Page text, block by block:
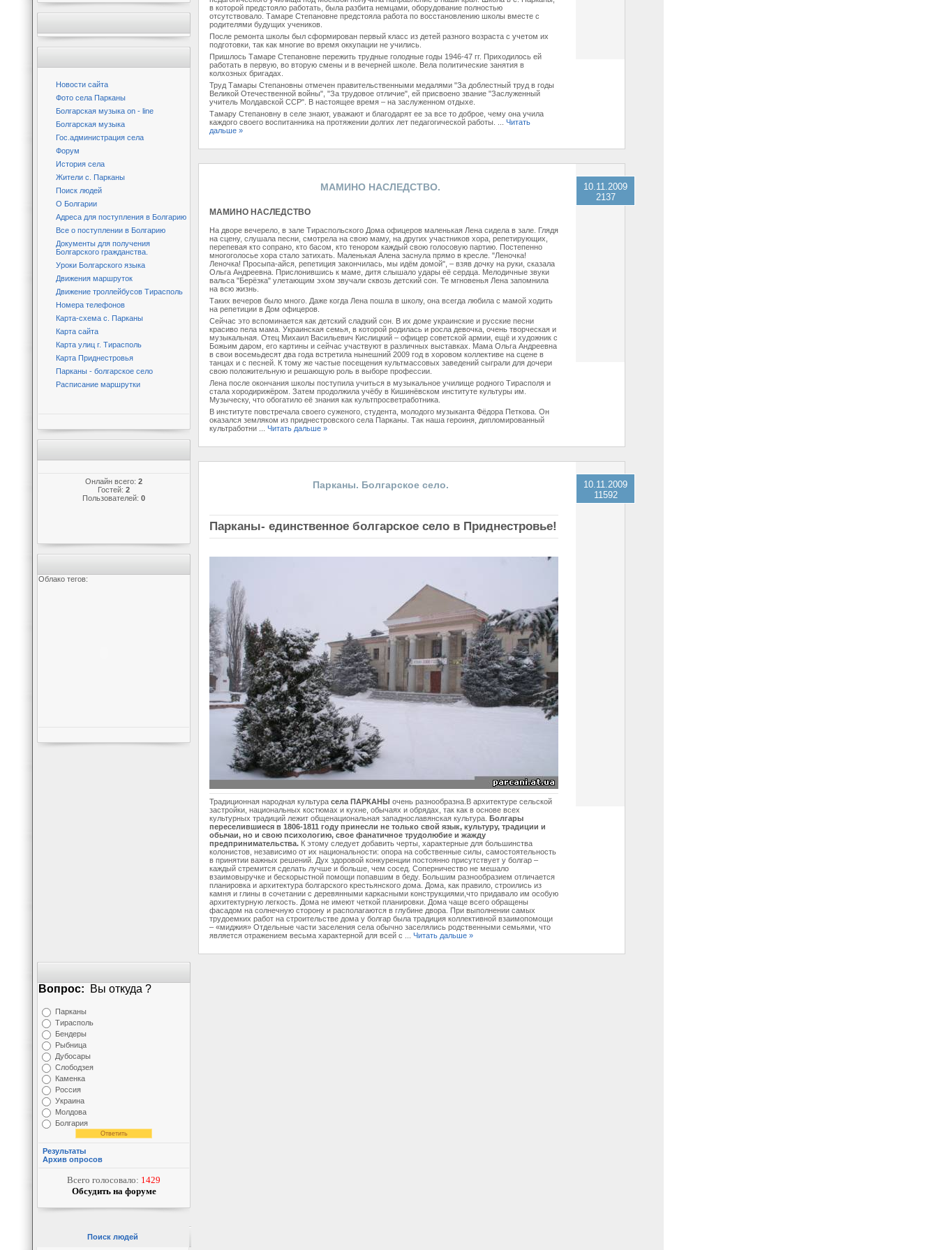
Новости сайта
Фото села Парканы
Болгарская музыка on - line
Болгарская музыка
Гос.администрация села
Форум
История села
Жители с. Парканы
Поиск людей
О Болгарии
Адреса для поступления в Болгарию
Все о поступлении в Болгарию
Документы для получения
Болгарского гражданства.
Уроки Болгарского языка
Движения маршруток
Движение троллейбусов Тирасполь
Номера телефонов
Карта-схема с. Парканы
Карта сайта
Карта улиц г. Тирасполь
Карта Приднестровья
Парканы - болгарское село
Расписание маршрутки
Онлайн всего: 2
Гостей: 2
Пользователей: 0
Облако тегов:
Вопрос: Вы откуда ?
Парканы
Тирасполь
Бендеры
Рыбница
Дубосары
Слободзея
Каменка
Россия
Украина
Молдова
Болгария
Результаты
Архив опросов
Всего голосовало: 1429
Обсудить на форуме
Поиск людей
в которой предстояло работать, была разбита немцами, оборудование полностью
отсутствовало. Тамаре Степановне предстояла работа по восстановлению школы вместе с
родителями будущих учеников.
После ремонта школы был сформирован первый класс из детей разного возраста с учетом их
подготовки, так как многие во время оккупации не учились.
Пришлось Тамаре Степановне пережить трудные голодные годы 1946-47 гг. Приходилось ей
работать в первую, во вторую смены и в вечерней школе. Вела политические занятия в
колхозных бригадах.
Труд Тамары Степановны отмечен правительственными медалями "За доблестный труд в годы
Великой Отечественной войны", "За трудовое отличие", ей присвоено звание "Заслуженный
учитель Молдавской ССР". В настоящее время – на заслуженном отдыхе.
Тамару Степановну в селе знают, уважают и благодарят ее за все то доброе, чему она учила
каждого своего воспитанника на протяжении долгих лет педагогической работы.
Читать
дальше »
МАМИНО НАСЛЕДСТВО.
МАМИНО НАСЛЕДСТВО
На дворе вечерело, в зале Тираспольского Дома офицеров маленькая Лена сидела в зале. Глядя
на сцену, слушала песни, смотрела на свою маму, на других участников хора, репетирующих,
перепевая кто сопрано, кто басом, кто тенором каждый свою голосовую партию. Постепенно
многоголосье хора стало затихать. Маленькая Алена заснула прямо в кресле. "Леночка!
Леночка! Просыпа-айся, репетиция закончилась, мы идём домой", – взяв дочку на руки, сказала
Ольга Андреевна. Прислонившись к маме, дитя слышало удары её сердца. Мелодичные звуки
вальса "Берёзка" улетающим эхом звучали сквозь детский сон. Те мгновенья Лена запомнила
на всю жизнь.
Таких вечеров было много. Даже когда Лена пошла в школу, она всегда любила с мамой ходить
на репетиции в Дом офицеров.
Сейчас это вспоминается как детский сладкий сон. В их доме украинские и русские песни
красиво пела мама. Украинская семья, в которой родилась и росла девочка, очень творческая и
музыкальная. Отец Михаил Васильевич Кислицкий – офицер советской армии, ещё и художник с
Божьим даром, его картины и сейчас участвуют в различных выставках. Мама Ольга Андреевна
в свои восемьдесят два года встретила нынешний 2009 год в хоровом коллективе на сцене в
танцах и с песней. К тому же частые посещения культмассовых заведений сыграли для дочери
свою положительную и решающую роль в выборе профессии.
Лена после окончания школы поступила учиться в музыкальное училище родного Тирасполя и
стала хородирижёром. Затем продолжила учёбу в Кишинёвском институте культуры им.
Музыческу, что обогатило её знания как культпросветработника.
В институте повстречала своего суженого, студента, молодого музыканта Фёдора Петкова. Он
оказался земляком из приднестровского села Парканы. Так наша героиня, дипломированный
культработни
Читать дальше »
10.11.2009
2137
Парканы. Болгарское село.
Парканы- единственное болгарское село в Приднестровье!
Традиционная народная культура села ПАРКАНЫ очень разнообразна.В архитектуре сельской
застройки, национальных костюмах и кухне, обычаях и обрядах, так как в основе всех
культурных традиций лежит общенациональная западнославянская культура. Болгары
переселившиеся в 1806-1811 году принесли не только свой язык, культуру, традиции и
обычаи, но и свою психологию, свое фанатичное трудолюбие и жажду
предпринимательства. К этому следует добавить черты, характерные для большинства
колонистов, независимо от их национальности: опора на собственные силы, самостоятельность
в принятии важных решений. Дух здоровой конкуренции постоянно присутствует у болгар –
каждый стремится сделать лучше и больше, чем сосед. Соперничество не мешало
взаимовыручке и бескорыстной помощи попавшим в беду. Большим разнообразием отличается
планировка и архитектура болгарского крестьянского дома. Дома, как правило, строились из
камня и глины в сочетании с деревянными каркасными конструкциями,что придавало им особую
архитектурную легкость. Дома не имеют четкой планировки. Дома чаще всего обращены
фасадом на солнечную сторону и располагаются в глубине двора. При выполнении самых
трудоемких работ на строительстве дома у болгар была традиция коллективной взаимопомощи
– «миджия» Отдельные части заселения села обычно заселялись родственными семьями, что
является отражением весьма характерной для всей с
Читать дальше »
10.11.2009
11592